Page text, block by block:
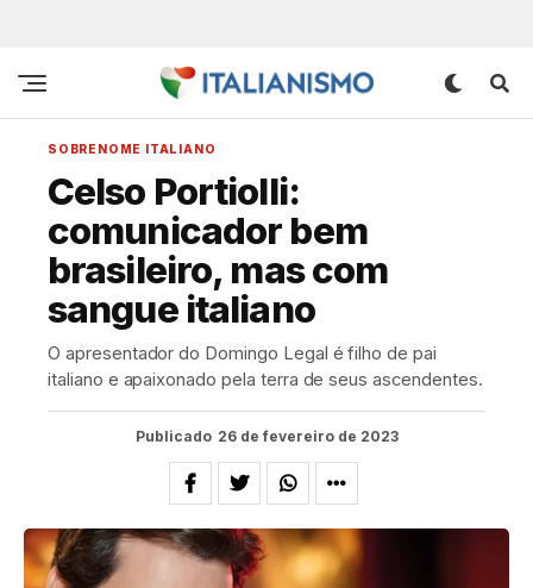
SOBRENOME ITALIANO
Celso Portiolli:
comunicador bem
brasileiro, mas com
sangue italiano
O apresentador do Domingo Legal é filho de pai
italiano e apaixonado pela terra de seus ascendentes.
Publicado 26 de fevereiro de 2023